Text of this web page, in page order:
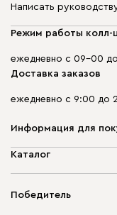
Написать
Режим работы колл-
ежедневно с 09-00
Доставка заказов
ежедневно с 9:00 до
Информация для
О компании
Гарантия
Каталог
Корпусная мебель
Победитель